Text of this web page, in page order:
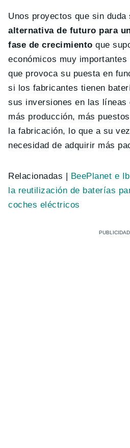
Unos proyectos que sin duda
alternativa de futuro para
fase de crecimiento que
económicos muy
que provoca su puesta en
si los fabricantes tienen
sus inversiones en las líneas
más producción, más
la fabricación, lo que a su
necesidad de adquirir más
Relacionadas | BeePlanet e
la reutilización de baterías
coches eléctricos